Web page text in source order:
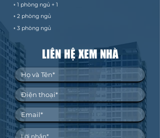
◦ 1 phòng ngủ + 1
◦ 2 phòng ngủ
◦ 3 phòng ngủ
LIÊN HỆ XEM NHÀ